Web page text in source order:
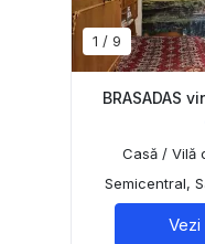
1 / 9
BRASADAS
Casă / Vilă
Semicentral,
Vezi